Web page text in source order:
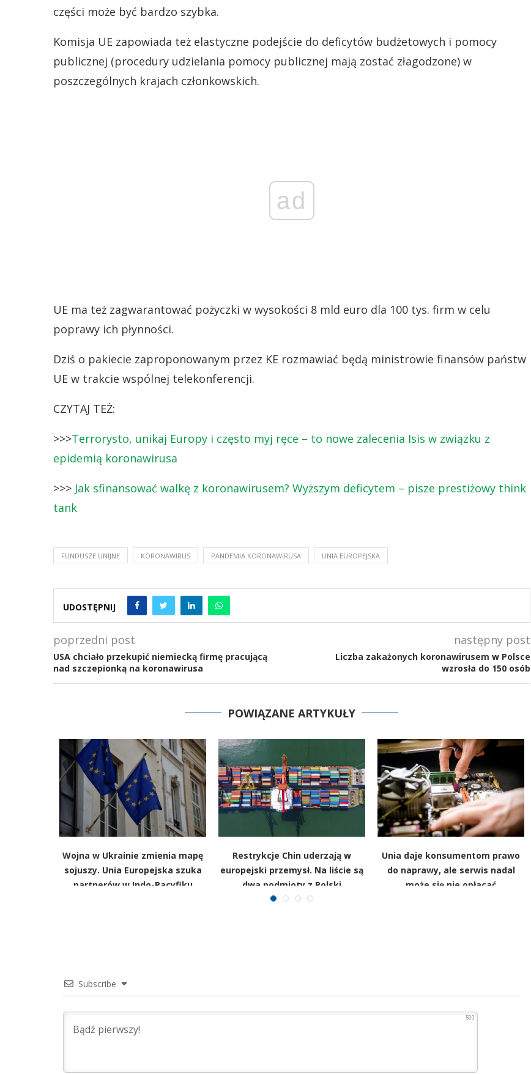
części może być bardzo szybka.
Komisja UE zapowiada też elastyczne podejście do deficytów budżetowych i pomocy
publicznej (procedury udzielania pomocy publicznej mają zostać złagodzone) w
poszczególnych krajach członkowskich.
ad
UE ma też zagwarantować pożyczki w wysokości 8 mld euro dla 100 tys. firm w celu
poprawy ich płynności.
Dziś o pakiecie zaproponowanym przez KE rozmawiać będą ministrowie finansów państw
UE w trakcie wspólnej telekonferencji.
CZYTAJ TEŻ:
>>>Terrorysto, unikaj Europy i często myj ręce – to nowe zalecenia Isis w związku z
epidemią koronawirusa
>>> Jak sfinansować walkę z koronawirusem? Wyższym deficytem – pisze prestiżowy think
tank
FUNDUSZE UNIJNE KORONAWIRUS PANDEMIA KORONAWIRUSA UNIA EUROPEJSKA
UDOSTĘPNIJ
poprzedni post
USA chciało przekupić niemiecką firmę pracującą
nad szczepionką na koronawirusa
następny post
Liczba zakażonych koronawirusem w Polsce
wzrosła do 150 osób
POWIĄZANE ARTYKUŁY
Wojna w Ukrainie zmienia mapę
sojuszy. Unia Europejska szuka
partnerów w Indo-Pacyfiku
Restrykcje Chin uderzają w
europejski przemysł. Na liście są
dwa podmioty z Polski
Unia daje konsumentom prawo
do naprawy, ale serwis nadal
może się nie opłacać
Subscribe
500